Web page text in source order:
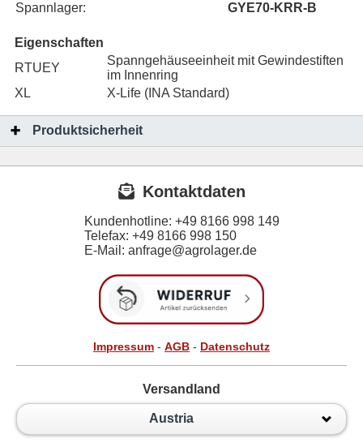
Spannlager:
GYE70-KRR-B
Eigenschaften
RTUEY
Spanngehäuseeinheit mit Gewindestiften
im Innenring
XL
X-Life (INA Standard)
Produktsicherheit
Kontaktdaten
Kundenhotline: +49 8166 998 149
Telefax: +49 8166 998 150
E-Mail: anfrage@agrolager.de
Impressum - AGB - Datenschutz
Versandland
Austria